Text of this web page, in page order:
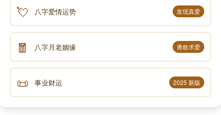
💘 八字爱情运势 发现真爱
🧧 八字月老姻缘 勇敢求爱
📜 事业财运 2025 新版